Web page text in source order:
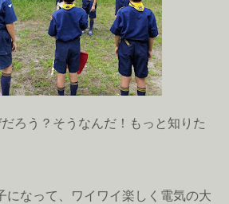
ろう？そうなんだ！もっと知りた
になって、ワイワイ楽しく電気の大